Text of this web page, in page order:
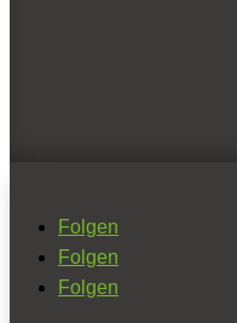
Folgen
Folgen
Folgen